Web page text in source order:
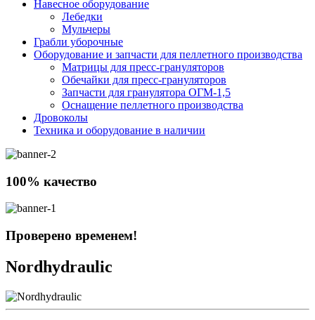
Навесное оборудование
Лебедки
Мульчеры
Грабли уборочные
Оборудование и запчасти для пеллетного производства
Матрицы для пресс-грануляторов
Обечайки для пресс-грануляторов
Запчасти для гранулятора ОГМ-1,5
Оснащение пеллетного производства
Дровоколы
Техника и оборудование в наличии
100% качество
Проверено временем!
Nordhydraulic